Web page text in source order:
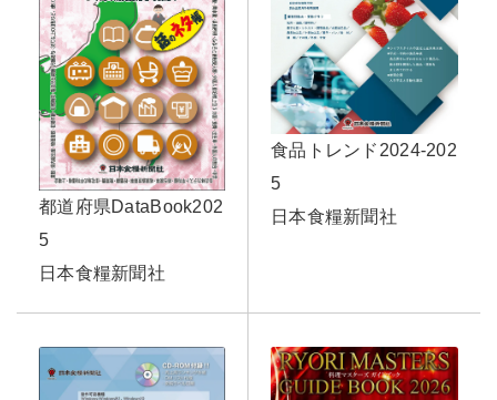
都道府県DataBook202
5
日本食糧新聞社
食品トレンド2024-202
5
日本食糧新聞社